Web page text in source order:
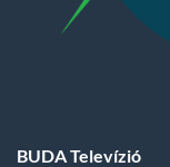
BUDA Televízió